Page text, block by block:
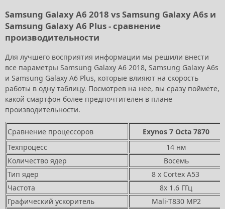
Samsung Galaxy A6 2018 vs Samsung Galaxy A6s и
Samsung Galaxy A6 Plus - сравнение
производительности
Для лучшего восприятия информации мы решили внести
все параметры Samsung Galaxy A6 2018, Samsung Galaxy A6s
и Samsung Galaxy A6 Plus, которые влияют на скорость
работы в одну таблицу. Посмотрев на нее, вы сразу поймёте,
какой смартфон более предпочтителен в плане
производительности.
Сравнение процессоров
Exynos 7 Octa 7870
Техпроцесс
14 нм
Количество ядер
Восемь
Тип ядер
8 x Cortex A53
Частота
8x 1.6 ГГц
Графический ускоритель
Mali-T830 MP2